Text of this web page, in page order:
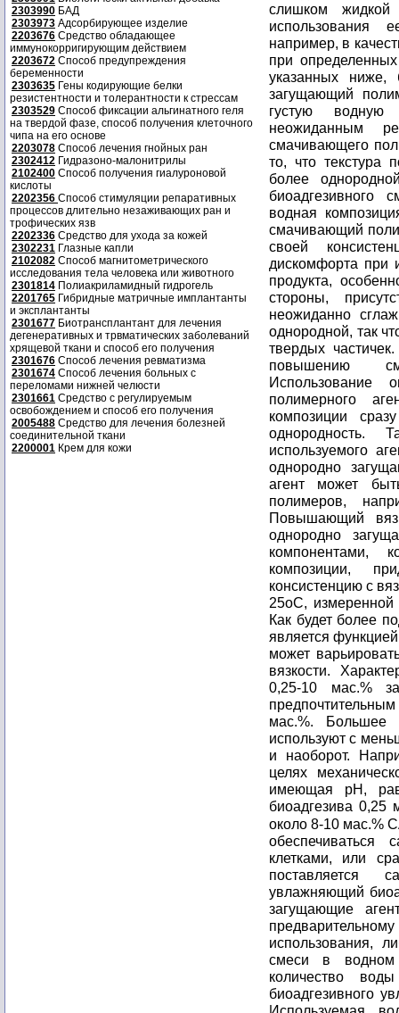
2303990 БАД
2303973 Адсорбирующее изделие
2203676 Средство обладающее
иммунокорригирующим действием
2203672 Способ предупреждения
беременности
2303635 Гены кодирующие белки
резистентности и толерантности к стрессам
2303529 Способ фиксации альгинатного геля
на твердой фазе, способ получения клеточного
чипа на его основе
2203078 Способ лечения гнойных ран
2302412 Гидразоно-малонитрилы
2102400 Способ получения гиалуроновой
кислоты
2202356 Способ стимуляции репаративных
процессов длительно незаживающих ран и
трофических язв
2202336 Средство для ухода за кожей
2302231 Глазные капли
2102082 Способ магнитометрического
исследования тела человека или животного
2301814 Полиакриламидный гидрогель
2201765 Гибридные матричные имплантанты
и эксплантанты
2301677 Биотрансплантант для лечения
дегенеративных и трвматических заболеваний
хрящевой ткани и способ его получения
2301676 Способ лечения ревматизма
2301674 Способ лечения больных с
переломами нижней челюсти
2301661 Средство с регулируемым
освобождением и способ его получения
2005488 Средство для лечения болезней
соединительной ткани
2200001 Крем для кожи
слишком
использования
например, в
при
указанных ниже,
загущающий
густую водную
неожиданным
смачивающего
то, что текстура
более
биоадгезивного
водная
смачивающий
своей
дискомфорта при
продукта,
стороны,
неожиданно
однородной, так
твердых
повышению
Использование
полимерного
композиции
однородность.
используемого
однородно
агент может
полимеров,
Повышающий
однородно
компонентами,
композиции,
консистенцию с
25oC,
Как будет более
является
может
вязкости.
0,25-10 мас.%
предпочтительным
мас.%. Большее
используют с
и наоборот.
целях
имеющая pH,
биоадгезива 0,25
около 8-10 мас.%
обеспечиваться
клетками, или
поставляется
увлажняющий
загущающие
использования,
смеси в водном
количество
биоадгезивного